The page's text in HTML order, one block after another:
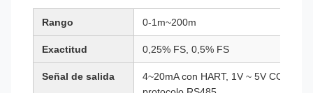
Rango 0-1m~200m
Exactitud 0,25% FS, 0,5% FS
Señal de salida
4~20mA con HART, 1V ~ 5V CC,